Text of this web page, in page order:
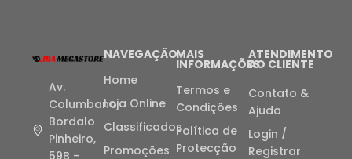
Av.
Columbano
Bordalo
Pinheiro,
59B -
NAVEGAÇÃO
Home
Loja Online
Classificados
Promoções
MAIS
INFORMAÇÕES
Termos e
Condições
Política de
Protecção
ATENDIMENTO
AO CLIENTE
Contato &
Ajuda
Login /
Registrar